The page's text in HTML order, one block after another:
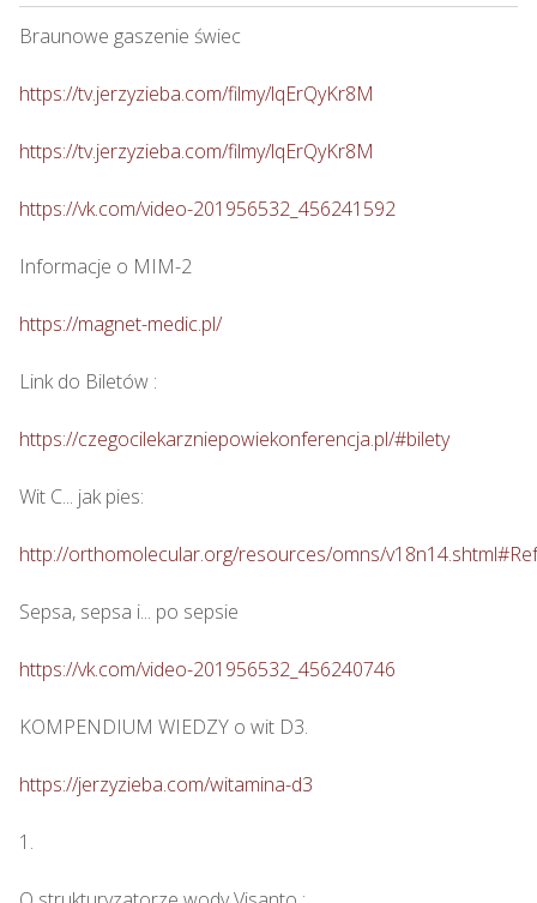
Braunowe gaszenie świec
https://tv.jerzyzieba.com/filmy/lqErQyKr8M
https://tv.jerzyzieba.com/filmy/lqErQyKr8M
https://vk.com/video-201956532_456241592
Informacje o MIM-2
https://magnet-medic.pl/
Link do Biletów :
https://czegocilekarzniepowiekonferencja.pl/#bilety
Wit C... jak pies:
http://orthomolecular.org/resources/omns/
Sepsa, sepsa i... po sepsie
https://vk.com/video-201956532_456240746
KOMPENDIUM WIEDZY o wit D3.
https://jerzyzieba.com/witamina-d3
1.